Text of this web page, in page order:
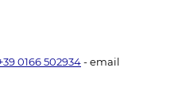
0166 502934 - email